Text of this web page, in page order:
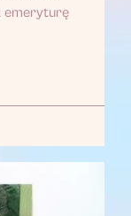
emeryturę